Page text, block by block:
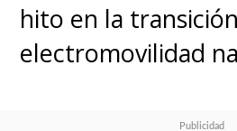
hito en la
electromovilidad